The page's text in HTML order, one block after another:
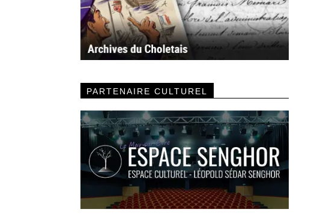
PARTENAIRE CULTUREL